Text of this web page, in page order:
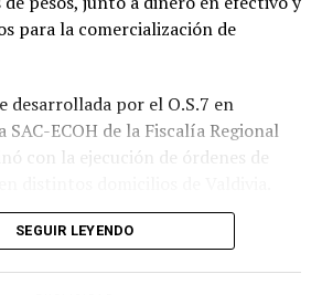
resultó herido durante el
un impacto balístico en el rostro,
el Hospital Base de Valdivia
homicidio de Eugenio
que la investigación por el
para la comercialización de
desarrollada por el O.S.7 en
ECOH de la Fiscalía Regional
con la ejecución de órdenes de
con el apoyo del Grupo de
SEGUIR LEYENDO